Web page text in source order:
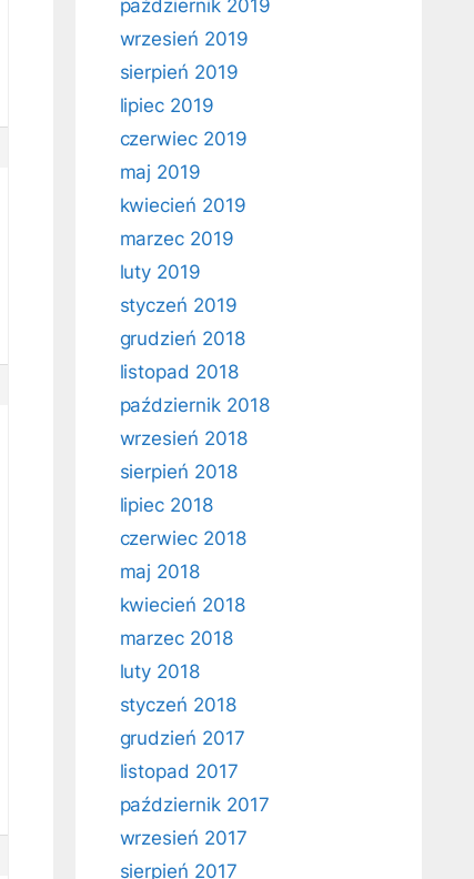
październik 2019
wrzesień 2019
sierpień 2019
lipiec 2019
czerwiec 2019
maj 2019
kwiecień 2019
marzec 2019
luty 2019
styczeń 2019
grudzień 2018
listopad 2018
październik 2018
wrzesień 2018
sierpień 2018
lipiec 2018
czerwiec 2018
maj 2018
kwiecień 2018
marzec 2018
luty 2018
styczeń 2018
grudzień 2017
listopad 2017
październik 2017
wrzesień 2017
sierpień 2017